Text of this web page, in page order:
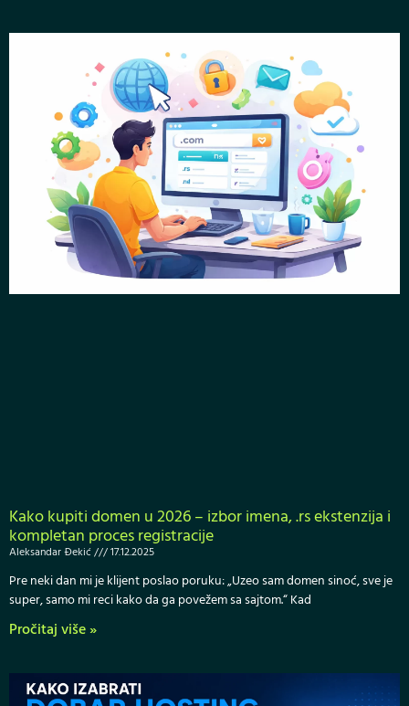
Kako kupiti domen u 2026 – izbor imena, .rs ekstenzija i
kompletan proces registracije
Aleksandar Đekić 17.12.2025
Pre neki dan mi je klijent poslao poruku: „Uzeo sam domen sinoć, sve je
super, samo mi reci kako da ga povežem sa sajtom.“ Kad
Pročitaj više »